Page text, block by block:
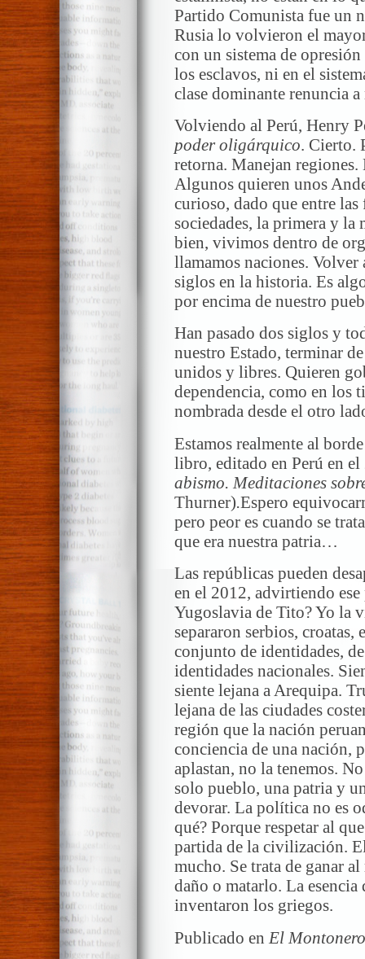
Partido Comunista fue un
Rusia lo volvieron el
con un sistema de
los esclavos, ni en el
clase dominante renuncia
Volviendo al Perú, Henry
poder oligárquico. Cierto.
retorna. Manejan regiones.
Algunos quieren unos
curioso, dado que entre
sociedades, la primera y la
bien, vivimos dentro de
llamamos naciones.
siglos en la historia. Es
por encima de nuestro
Han pasado dos siglos y
nuestro Estado, terminar
unidos y libres. Quieren
dependencia, como en los
nombrada desde el otro
Estamos realmente al
libro, editado en Perú en
abismo. Meditaciones
Thurner).Espero
pero peor es cuando se
que era nuestra patria…
Las repúblicas pueden
en el 2012, advirtiendo
Yugoslavia de Tito? Yo la
separaron serbios, croatas,
conjunto de identidades,
identidades nacionales.
siente lejana a Arequipa.
lejana de las ciudades
región que la nación
conciencia de una nación,
aplastan, no la tenemos.
solo pueblo, una patria y
devorar. La política no es
qué? Porque respetar al
partida de la civilización.
mucho. Se trata de ganar
daño o matarlo. La esencia
inventaron los griegos.
Publicado en El Montonero